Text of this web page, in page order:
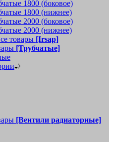
1800 (боковое)
1800 (нижнее)
2000 (боковое)
2000 (нижнее)
товары [Irsap]
[Трубчатые]
[Вентили радиаторные]